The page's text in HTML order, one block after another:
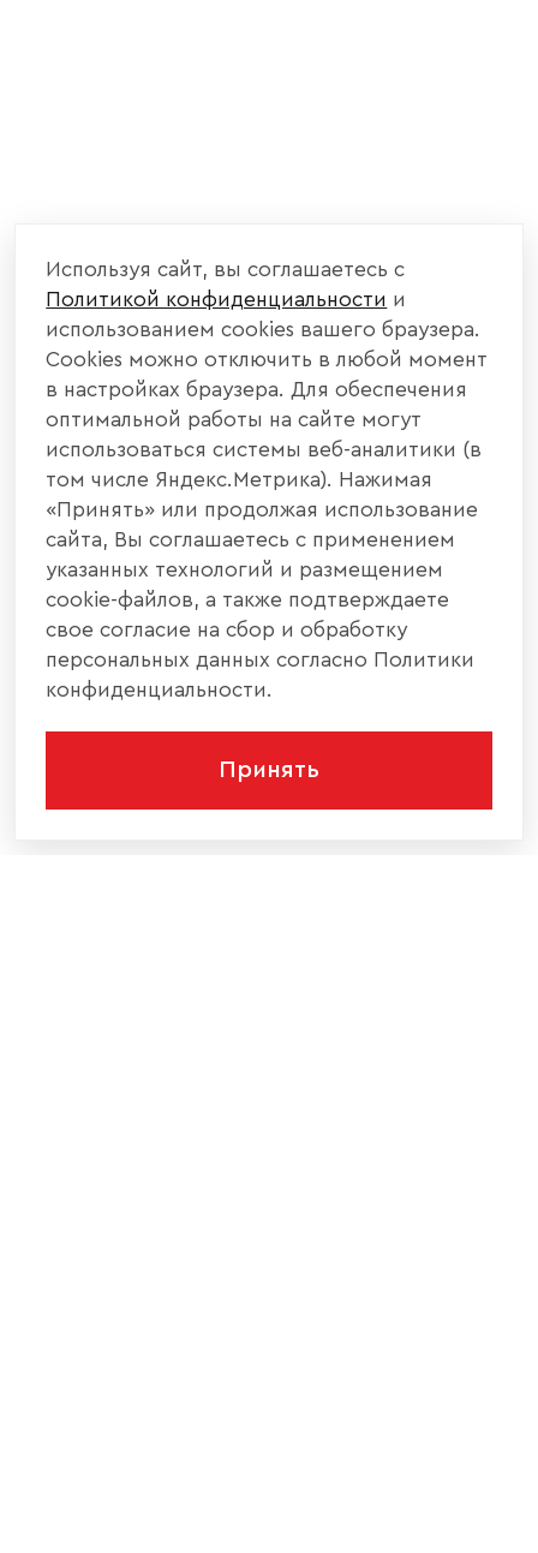
Используя сайт, вы соглашаетесь с
Политикой конфиденциальности и
использованием cookies вашего браузера.
Cookies можно отключить в любой момент
в настройках браузера. Для обеспечения
оптимальной работы на сайте могут
использоваться системы веб-аналитики (в
том числе Яндекс.Метрика). Нажимая
«Принять» или продолжая использование
сайта, Вы соглашаетесь с применением
указанных технологий и размещением
cookie-файлов, а также подтверждаете
свое согласие на сбор и обработку
персональных данных согласно Политики
конфиденциальности.
Принять